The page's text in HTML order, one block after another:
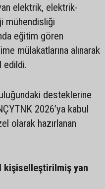
elektrik, elektrik-
mühendisliği
eğitim gören
mülakatlarına alınarak
edildi.
desteklerine
2026’ya kabul
olarak hazırlanan
kişiselleştirilmiş yan